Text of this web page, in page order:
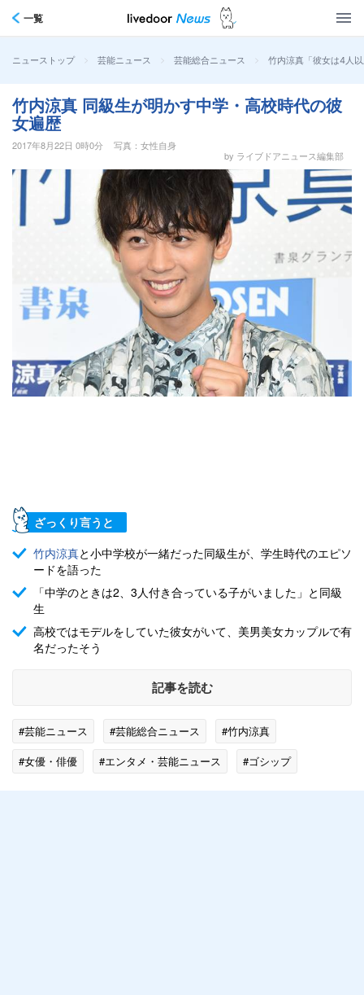
一覧
ニューストップ > 芸能ニュース > 芸能総合ニュース > 竹内涼真「彼女は4人
竹内涼真 同級生が明かす中学・高校時代の彼
女遍歴
2017年8月22日 0時0分
写真：女性自身
by ライブドアニュース編集部
ざっくり言うと
竹内涼真と小中学校が一緒だった同級生が、学生時代のエピソ
ードを語った
「中学のときは2、3人付き合っている子がいました」と同級
生
高校ではモデルをしていた彼女がいて、美男美女カップルで有
名だったそう
記事を読む
#芸能ニュース #芸能総合ニュース
#竹内涼真
#女優・俳優
#エンタメ・芸能ニュース #ゴシップ